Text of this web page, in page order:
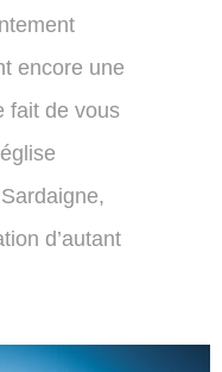
encore une
fait de vous
d’autant